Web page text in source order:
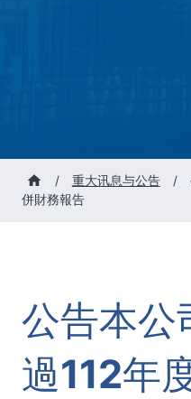
/ 重大讯息与公告 /
併財務報告
公告本公
過112年